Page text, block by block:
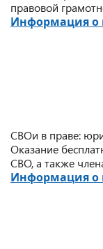
правовой
Информация о
СВОи в праве:
Оказание
СВО, а также
Информация о